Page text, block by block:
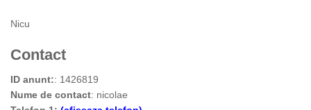
Nicu
Contact
ID anunt:: 1426819
Nume de contact: nicolae